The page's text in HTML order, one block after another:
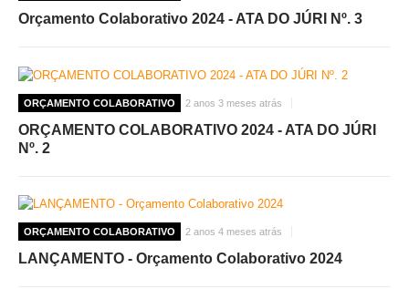
Orçamento Colaborativo 2024 - ATA DO JÚRI Nº. 3
ORÇAMENTO COLABORATIVO 2 anos 3 meses atrás
ORÇAMENTO COLABORATIVO 2024 - ATA DO JÚRI
Nº. 2
ORÇAMENTO COLABORATIVO 2 anos 4 meses atrás
LANÇAMENTO - Orçamento Colaborativo 2024